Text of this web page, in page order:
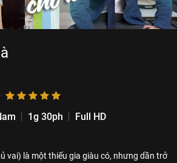
1g 30ph
Full HD
vai) là một thiếu gia giàu có, nhưng dần trở